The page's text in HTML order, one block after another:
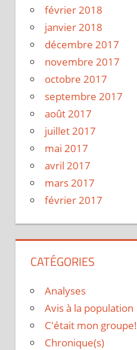
février 2018
janvier 2018
décembre 2017
novembre 2017
octobre 2017
septembre 2017
août 2017
juillet 2017
mai 2017
avril 2017
mars 2017
février 2017
CATÉGORIES
Analyses
Avis à la population
C'était mon groupe!
Chronique(s)